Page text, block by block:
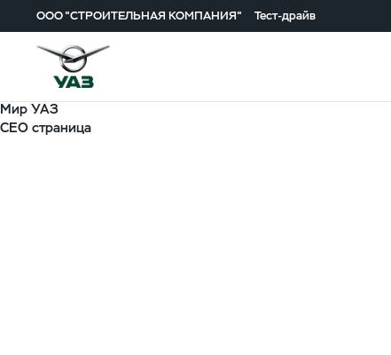
ООО "СТРОИТЕЛЬНАЯ КОМПАНИЯ" Тест-драйв
Мир УАЗ
СЕО страница